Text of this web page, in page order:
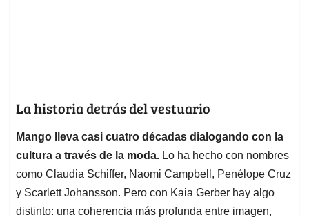
La historia detrás del vestuario
Mango lleva casi cuatro décadas dialogando con la
cultura a través de la moda. Lo ha hecho con nombres
como Claudia Schiffer, Naomi Campbell, Penélope Cruz
y Scarlett Johansson. Pero con Kaia Gerber hay algo
distinto: una coherencia más profunda entre imagen,